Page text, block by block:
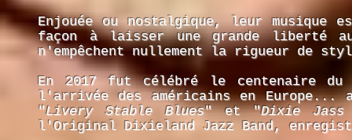
Enjouée ou nostalgique, leur musique
façon à laisser une grande liberté
n'empêchent nullement la rigueur de
En 2017 fut célébré le centenaire
l'arrivée des américains en Europe...
"Livery Stable Blues" et "Dixie Jass
l'Original Dixieland Jazz Band,